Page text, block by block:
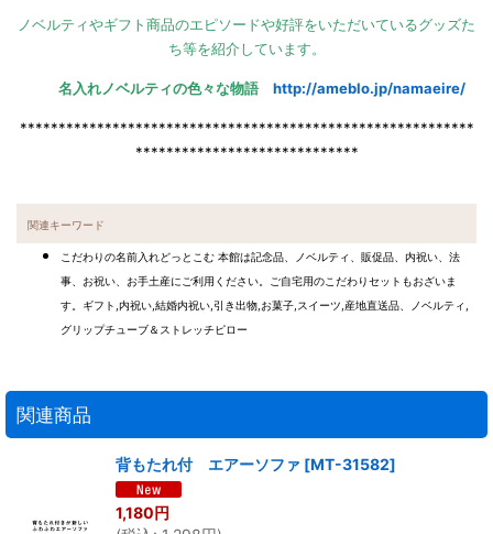
ノベルティやギフト商品のエピソードや好評をいただいているグッズた
ち等を紹介しています。
名入れノベルティの色々な物語 http://ameblo.jp/namaeire/
***********************************************************
*****************************
関連キーワード
こだわりの名前入れどっとこむ 本館は記念品、ノベルティ、販促品、内祝い、法
事、お祝い、お手土産にご利用ください。ご自宅用のこだわりセットもおざいま
す。ギフト,内祝い,結婚内祝い,引き出物,お菓子,スイーツ,産地直送品、ノベルティ,
グリップチューブ＆ストレッチピロー
関連商品
背もたれ付 エアーソファ [MT-31582]
1,180円